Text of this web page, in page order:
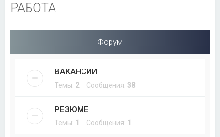
РАБОТА
Форум
ВАКАНСИИ
Темы: 2Сообщения: 38
РЕЗЮМЕ
Темы: 1 Сообщения: 1